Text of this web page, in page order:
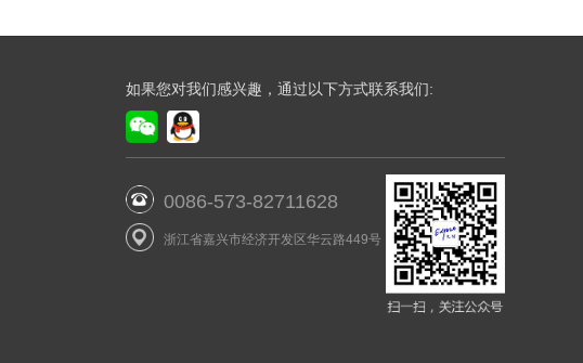
如果您对我们感兴趣，通过以下方式联系我们:
0086-573-82711628
浙江省嘉兴市经济开发区华云路449号